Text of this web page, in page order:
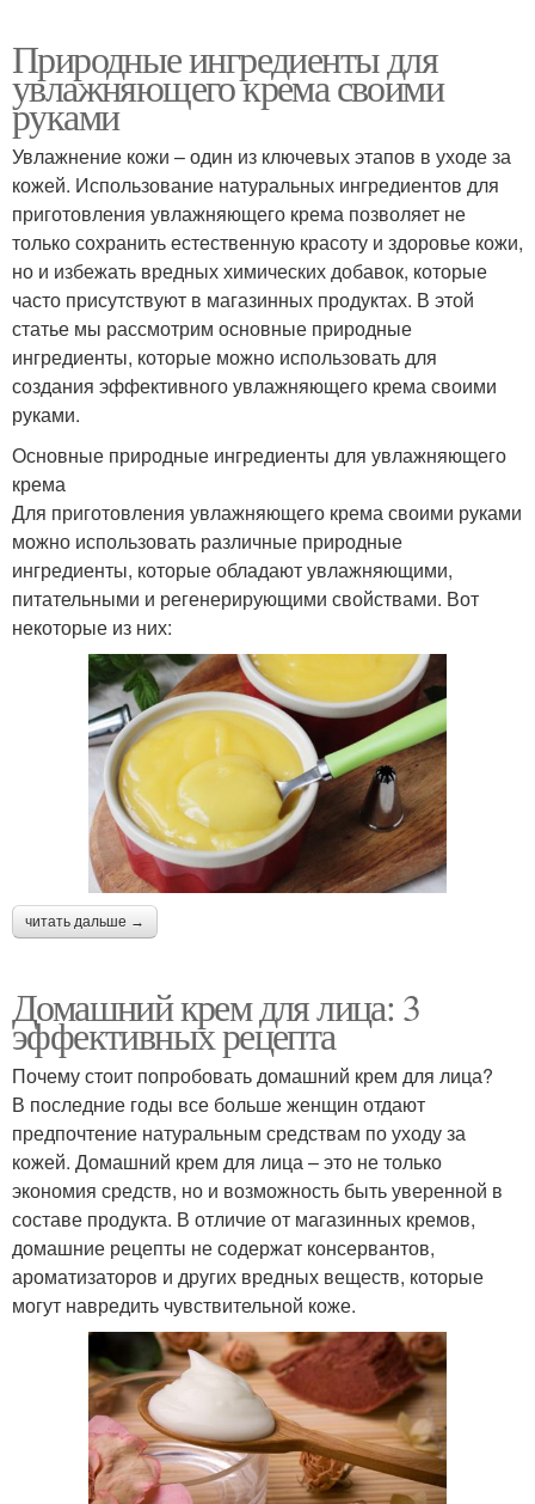
Природные ингредиенты для
увлажняющего крема своими
руками
Увлажнение кожи – один из ключевых этапов в уходе за
кожей. Использование натуральных ингредиентов для
приготовления увлажняющего крема позволяет не
только сохранить естественную красоту и здоровье кожи,
но и избежать вредных химических добавок, которые
часто присутствуют в магазинных продуктах. В этой
статье мы рассмотрим основные природные
ингредиенты, которые можно использовать для
создания эффективного увлажняющего крема своими
руками.
Основные природные ингредиенты для увлажняющего
крема
Для приготовления увлажняющего крема своими руками
можно использовать различные природные
ингредиенты, которые обладают увлажняющими,
питательными и регенерирующими свойствами. Вот
некоторые из них:
читать дальше →
Домашний крем для лица: 3
эффективных рецепта
Почему стоит попробовать домашний крем для лица?
В последние годы все больше женщин отдают
предпочтение натуральным средствам по уходу за
кожей. Домашний крем для лица – это не только
экономия средств, но и возможность быть уверенной в
составе продукта. В отличие от магазинных кремов,
домашние рецепты не содержат консервантов,
ароматизаторов и других вредных веществ, которые
могут навредить чувствительной коже.